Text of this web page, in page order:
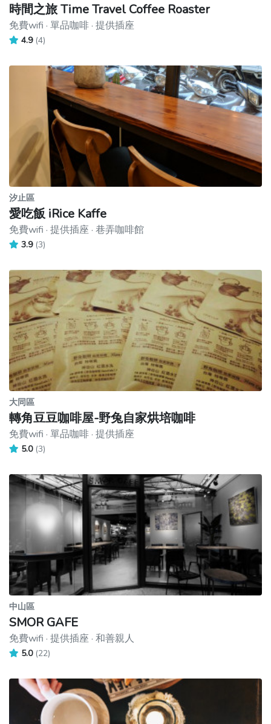
時間之旅 Time Travel Coffee Roaster
免費wifi · 單品咖啡 · 提供插座
4.9 (4)
汐止區
愛吃飯 iRice Kaffe
免費wifi · 提供插座 · 巷弄咖啡館
3.9 (3)
大同區
轉角豆豆咖啡屋-野兔自家烘培咖啡
免費wifi · 單品咖啡 · 提供插座
5.0 (3)
中山區
SMOR GAFE
免費wifi · 提供插座 · 和善親人
5.0 (22)